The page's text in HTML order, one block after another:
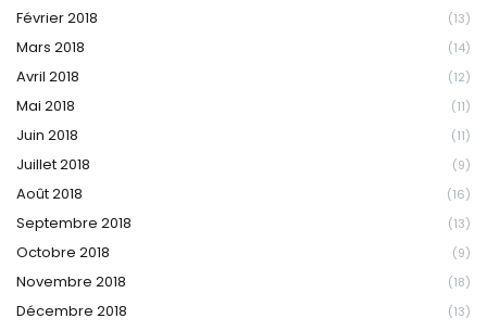
Février 2018 (13)
Mars 2018 (14)
Avril 2018 (12)
Mai 2018 (11)
Juin 2018 (11)
Juillet 2018 (9)
Août 2018 (16)
Septembre 2018 (13)
Octobre 2018 (9)
Novembre 2018 (18)
Décembre 2018 (13)